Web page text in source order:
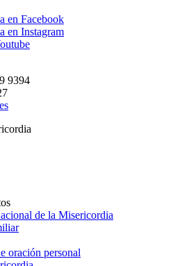
en Facebook
en Instagram
9394
de la Misericordia
oración personal